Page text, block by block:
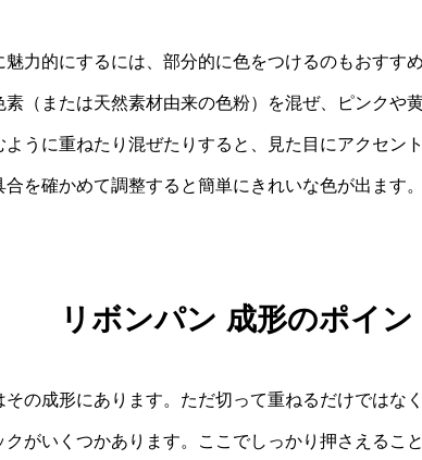
魅力的にするには、部分的に色をつけるのもおすす
（または天然素材由来の色粉）を混ぜ、ピンクや
うに重ねたり混ぜたりすると、見た目にアクセン
を確かめて調整すると簡単にきれいな色が出ます。
リボンパン 成形のポイン
その成形にあります。ただ切って重ねるだけではな
クがいくつかあります。ここでしっかり押さえるこ